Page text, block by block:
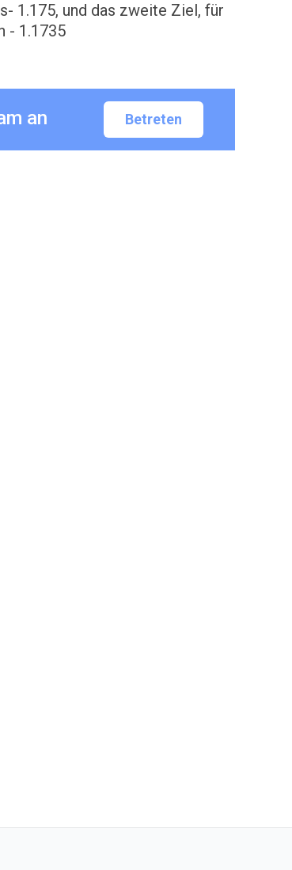
1.175, und das zweite Ziel, für
- 1.1735
an Betreten